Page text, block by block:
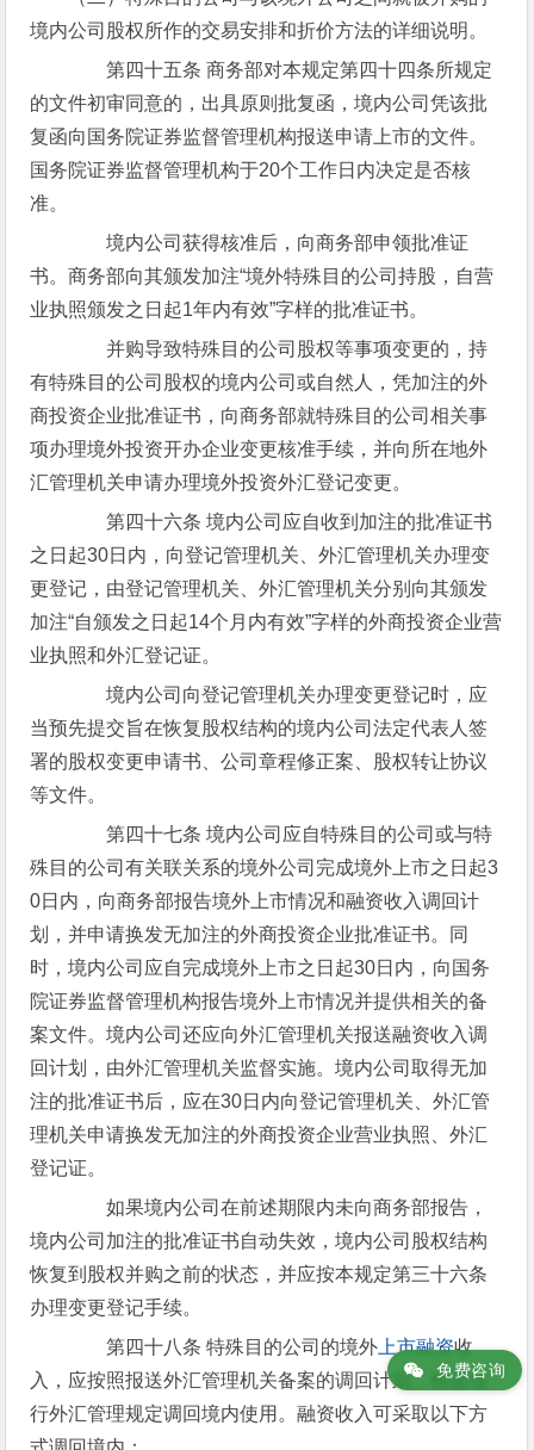
境内公司股权所作的交易安排和折价方法的详细说明。
第四十五条 商务部对本规定第四十四条所规定
的文件初审同意的，出具原则批复函，境内公司凭该批
复函向国务院证券监督管理机构报送申请上市的文件。
国务院证券监督管理机构于20个工作日内决定是否核
准。
境内公司获得核准后，向商务部申领批准证
书。商务部向其颁发加注“境外特殊目的公司持股，自营
业执照颁发之日起1年内有效”字样的批准证书。
并购导致特殊目的公司股权等事项变更的，持
有特殊目的公司股权的境内公司或自然人，凭加注的外
商投资企业批准证书，向商务部就特殊目的公司相关事
项办理境外投资开办企业变更核准手续，并向所在地外
汇管理机关申请办理境外投资外汇登记变更。
第四十六条 境内公司应自收到加注的批准证书
之日起30日内，向登记管理机关、外汇管理机关办理变
更登记，由登记管理机关、外汇管理机关分别向其颁发
加注“自颁发之日起14个月内有效”字样的外商投资企业营
业执照和外汇登记证。
境内公司向登记管理机关办理变更登记时，应
当预先提交旨在恢复股权结构的境内公司法定代表人签
署的股权变更申请书、公司章程修正案、股权转让协议
等文件。
第四十七条 境内公司应自特殊目的公司或与特
殊目的公司有关联关系的境外公司完成境外上市之日起3
0日内，向商务部报告境外上市情况和融资收入调回计
划，并申请换发无加注的外商投资企业批准证书。同
时，境内公司应自完成境外上市之日起30日内，向国务
院证券监督管理机构报告境外上市情况并提供相关的备
案文件。境内公司还应向外汇管理机关报送融资收入调
回计划，由外汇管理机关监督实施。境内公司取得无加
注的批准证书后，应在30日内向登记管理机关、外汇管
理机关申请换发无加注的外商投资企业营业执照、外汇
登记证。
如果境内公司在前述期限内未向商务部报告，
境内公司加注的批准证书自动失效，境内公司股权结构
恢复到股权并购之前的状态，并应按本规定第三十六条
办理变更登记手续。
第四十八条 特殊目的公司的境外 上市融资收
入，应按照报送外汇管理机关备案的调回计划，根据现
行外汇管理规定调回境内使用。融资收入可采取以下方
免费咨询